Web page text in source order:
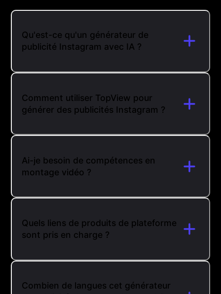
Qu'est-ce qu'un générateur de
publicité Instagram avec IA ?
Comment utiliser TopView pour
générer des publicités Instagram ?
Ai-je besoin de compétences en
montage vidéo ?
Quels liens de produits de plateforme
sont pris en charge ?
Combien de langues cet générateur